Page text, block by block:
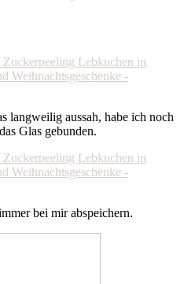
langweilig aussah, habe ich noch
Glas gebunden.
bei mir abspeichern.